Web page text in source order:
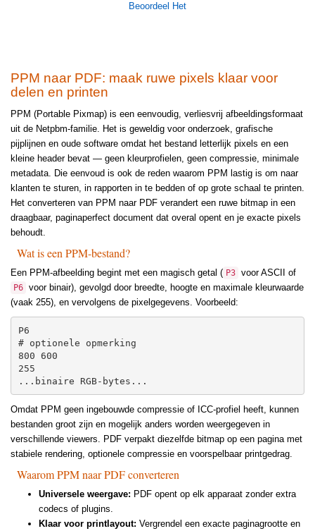
Beoordeel Het
PPM naar PDF: maak ruwe pixels klaar voor
delen en printen
PPM (Portable Pixmap) is een eenvoudig, verliesvrij afbeeldingsformaat
uit de Netpbm-familie. Het is geweldig voor onderzoek, grafische
pijplijnen en oude software omdat het bestand letterlijk pixels en een
kleine header bevat — geen kleurprofielen, geen compressie, minimale
metadata. Die eenvoud is ook de reden waarom PPM lastig is om naar
klanten te sturen, in rapporten in te bedden of op grote schaal te printen.
Het converteren van PPM naar PDF verandert een ruwe bitmap in een
draagbaar, paginaperfect document dat overal opent en je exacte pixels
behoudt.
Wat is een PPM-bestand?
Een PPM-afbeelding begint met een magisch getal ( P3 voor ASCII of
P6 voor binair), gevolgd door breedte, hoogte en maximale kleurwaarde
(vaak 255), en vervolgens de pixelgegevens. Voorbeeld:
P6
# optionele opmerking
800 600
255
Omdat PPM geen ingebouwde compressie of ICC-profiel heeft, kunnen
bestanden groot zijn en mogelijk anders worden weergegeven in
verschillende viewers. PDF verpakt diezelfde bitmap op een pagina met
stabiele rendering, optionele compressie en voorspelbaar printgedrag.
Waarom PPM naar PDF converteren
Universele weergave: PDF opent op elk apparaat zonder extra
codecs of plugins.
Klaar voor printlayout: Vergrendel een exacte paginagrootte en